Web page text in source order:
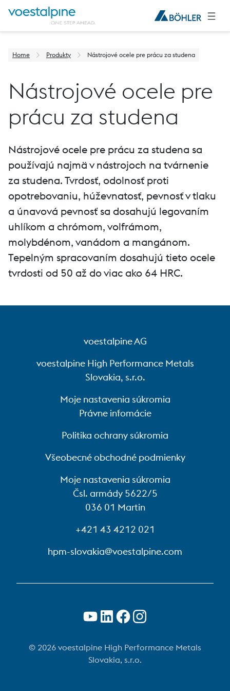
Home Produkty Nástrojové ocele pre prácu za studena
Nástrojové ocele pre
prácu za studena
Nástrojové ocele pre prácu za studena sa
používajú najmä v nástrojoch na tvárnenie
za studena. Tvrdosť, odolnosť proti
opotrebovaniu, húževnatosť, pevnosť v tlaku
a únavová pevnosť sa dosahujú legovaním
uhlíkom a chrómom, volfrámom,
molybdénom, vanádom a mangánom.
Tepelným spracovaním dosahujú tieto ocele
tvrdosti od 50 až do viac ako 64 HRC.
voestalpine AG
voestalpine High Performance Metals
Slovakia, s.r.o.
Moje nastavenia súkromia
Právne infomácie
Politika ochrany súkromia
Všeobecné obchodné podmienky
Moje nastavenia súkromia
Čsl. armády 5622/5
036 01 Martin
+421 43 4212 021
hpm-slovakia@voestalpine.com
© 2026 voestalpine High Performance Metals
Slovakia, s.r.o.